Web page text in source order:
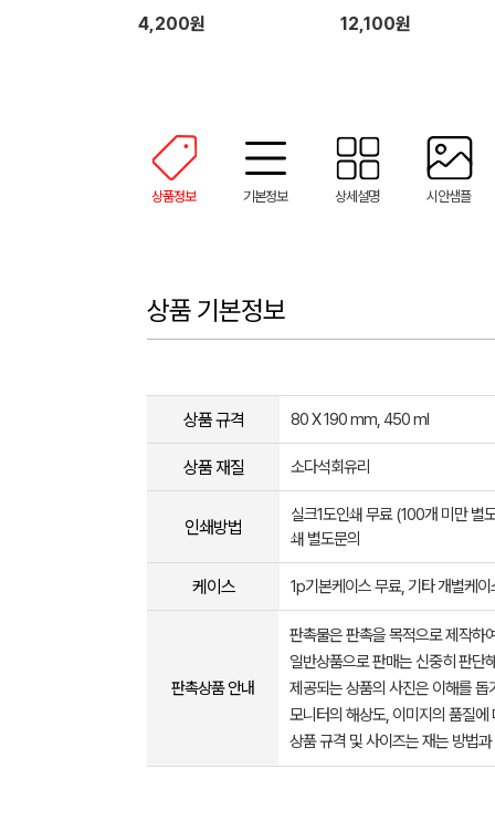
4,200원
0ml 2P 기프팅
12,100원
상품정보 기본정보 상세설명 시안샘플
상품 기본정보
상품 규격 80 X 190 mm, 450 ml
상품 재질 소다석회유리
인쇄방법
실크1도인쇄 무료 (100개 미만 별
쇄 별도문의
케이스 1p기본케이스 무료, 기타 개별케
판촉상품 안내
판촉물은 판촉을 목적으로 제작하
일반상품으로 판매는 신중히 판단
제공되는 상품의 사진은 이해를
모니터의 해상도, 이미지의 품질
상품 규격 및 사이즈는 재는 방법